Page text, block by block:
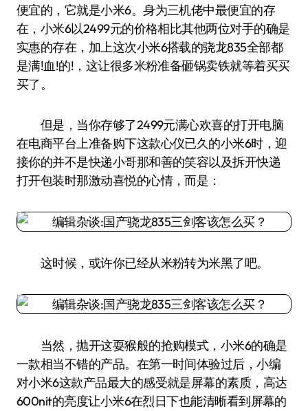
便宜的，它就是小米6。身为三机佬中最便宜的存
在，小米6以2499元的价格相比其他两位对手的确是
实惠的存在，加上这次小米6搭载的骁龙835全部都
是满!血!的!，这让很多米粉准备砸锅卖铁就等着买买
买了。
但是，当你存够了2499元满心欢喜的打开电脑
在电商平台上准备购下这款心仪已久的小米6时，迎
接你的并不是快递小哥那和善的笑容以及拆开快递
打开包装时那激动喜悦的心情，而是：
这时候，或许你已经从米粉转为米黑了吧。
当然，抛开这耍猴般的抢购模式，小米6的确是
一款相当不错的产品。在第一时间体验过后，小编
对小米6这款产品最大的感受就是屏幕的素质，高达
600nit的亮度让小米6在烈日下也能清晰看到屏幕的